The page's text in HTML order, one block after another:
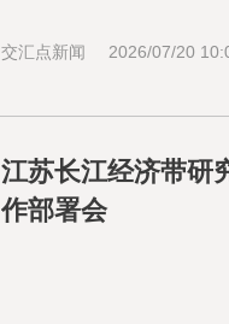
交汇点新闻 2026/07/20
江苏长江经济带研
作部署会